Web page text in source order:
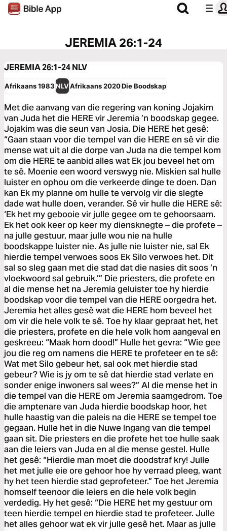
JEREMIA 26:1-24
JEREMIA 26:1-24NLV
Afrikaans 1983NLVAfrikaans 2020Die Boodskap
Met die aanvang van die regering van koning Jojakim
van Juda het die HERE vir Jeremia ’n boodskap gegee.
Jojakim was die seun van Josia. Die HERE het gesê:
“Gaan staan voor die tempel van die HERE en sê vir die
mense wat uit al die dorpe van Juda na die tempel kom
om die HERE te aanbid alles wat Ek jou beveel het om
te sê. Moenie een woord verswyg nie. Miskien sal hulle
luister en ophou om die verkeerde dinge te doen. Dan
kan Ek my planne om hulle te vervolg vir die slegte
dade wat hulle doen, verander. Sê vir hulle die HERE sê:
‘Ek het my gebooie vir julle gegee om te gehoorsaam.
Ek het ook keer op keer my diensknegte – die profete –
na julle gestuur, maar julle wou nie na hulle
boodskappe luister nie. As julle nie luister nie, sal Ek
hierdie tempel verwoes soos Ek Silo verwoes het. Dit
sal so sleg gaan met die stad dat die nasies dit soos ’n
vloekwoord sal gebruik.’” Die priesters, die profete en
al die mense het na Jeremia geluister toe hy hierdie
boodskap voor die tempel van die HERE oorgedra het.
Jeremia het alles gesê wat die HERE hom beveel het
om vir die hele volk te sê. Toe hy klaar gepraat het, het
die priesters, profete en die hele volk hom aangeval en
geskreeu: “Maak hom dood!” Hulle het gevra: “Wie gee
jou die reg om namens die HERE te profeteer en te sê:
Wat met Silo gebeur het, sal ook met hierdie stad
gebeur? Wie is jy om te sê dat hierdie stad verlate en
sonder enige inwoners sal wees?” Al die mense het in
die tempel van die HERE om Jeremia saamgedrom. Toe
die amptenare van Juda hierdie boodskap hoor, het
hulle haastig van die paleis na die HERE se tempel toe
gegaan. Hulle het in die Nuwe Ingang van die tempel
gaan sit. Die priesters en die profete het toe hulle saak
aan die leiers van Juda en al die mense gestel. Hulle
het gesê: “Hierdie man moet die doodstraf kry! Julle
het met julle eie ore gehoor hoe hy verraad pleeg, want
hy het teen hierdie stad geprofeteer.” Toe het Jeremia
homself teenoor die leiers en die hele volk begin
verdedig. Hy het gesê: “Die HERE het my gestuur om
teen hierdie tempel en hierdie stad te profeteer. Julle
het alles gehoor wat ek vir julle gesê het. Maar as julle